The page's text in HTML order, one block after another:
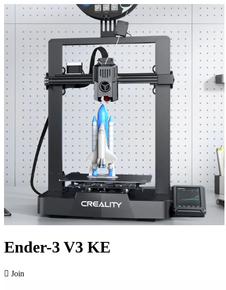
Ender-3 V3 KE
 Join